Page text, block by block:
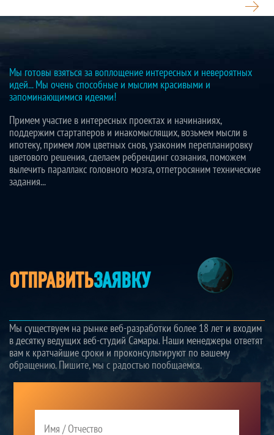
Мы готовы взяться за воплощение интересных и невероятных
идей... Мы очень способные и мыслим красивыми и
запоминающимися идеями!
Примем участие в интересных проектах и начинаниях,
поддержим стартаперов и инакомыслящих, возьмем мысли в
ипотеку, примем лом цветных снов, узаконим перепланировку
цветового решения, сделаем ребрендинг сознания, поможем
вылечить параллакс головного мозга, отпетросяним технические
задания...
ОТПРАВИТЬЗАЯВКУ
Мы существуем на рынке веб-разработки более 18 лет и входим
в десятку ведущих веб-студий Самары. Наши менеджеры ответят
вам к кратчайшие сроки и проконсультируют по вашему
обращению. Пишите, мы с радостью пообщаемся.